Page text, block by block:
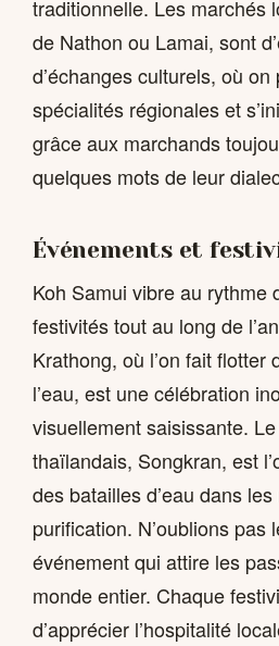
traditionnelle. Les marchés
de Nathon ou Lamai, sont
d’échanges culturels, où
spécialités régionales et
grâce aux marchands
quelques mots de leur
Événements et
Koh Samui vibre au rythme
festivités tout au long de
Krathong, où l’on fait flotter
l’eau, est une célébration
visuellement saisissante.
thaïlandais, Songkran, est
des batailles d’eau dans
purification. N’oublions pas
événement qui attire les
monde entier. Chaque
d’apprécier l’hospitalité